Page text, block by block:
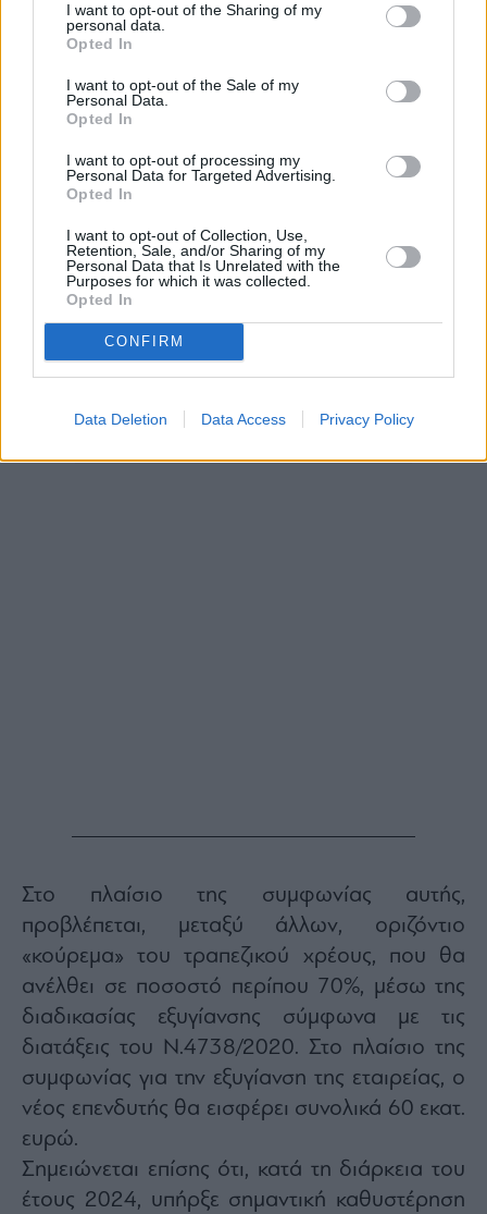
I want to opt-out of the Sharing of my
personal data.
Opted In
I want to opt-out of the Sale of my
Personal Data.
Opted In
I want to opt-out of processing my
Personal Data for Targeted Advertising.
Opted In
I want to opt-out of Collection, Use,
Retention, Sale, and/or Sharing of my
Personal Data that Is Unrelated with the
Purposes for which it was collected.
Opted In
CONFIRM
Data Deletion Data Access Privacy Policy
Σεπτεμβρίου 2025, υπογράφηκε σχέδιο όρων
(Term Sheet) αναδιάρθρωσης χρέους μεταξύ
της εταιρείας, των τραπεζών και του
προτιμητέου επενδυτή.
Στο πλαίσιο της συμφωνίας αυτής,
προβλέπεται, μεταξύ άλλων, οριζόντιο
«κούρεμα» του τραπεζικού χρέους, που θα
ανέλθει σε ποσοστό περίπου 70%, μέσω της
διαδικασίας εξυγίανσης σύμφωνα με τις
διατάξεις του Ν.4738/2020. Στο πλαίσιο της
συμφωνίας για την εξυγίανση της εταιρείας, ο
νέος επενδυτής θα εισφέρει συνολικά 60 εκατ.
ευρώ.
Σημειώνεται επίσης ότι, κατά τη διάρκεια του
έτους 2024, υπήρξε σημαντική καθυστέρηση